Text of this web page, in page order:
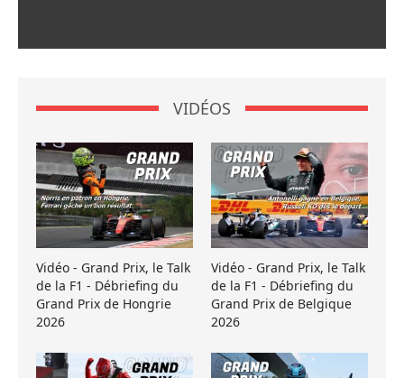
VIDÉOS
Vidéo - Grand Prix, le Talk
de la F1 - Débriefing du
Grand Prix de Hongrie
2026
Vidéo - Grand Prix, le Talk
de la F1 - Débriefing du
Grand Prix de Belgique
2026